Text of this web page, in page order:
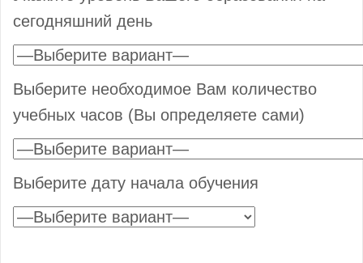
сегодняшний день
Выберите необходимое Вам количество
учебных часов (Вы определяете сами)
Выберите дату начала обучения